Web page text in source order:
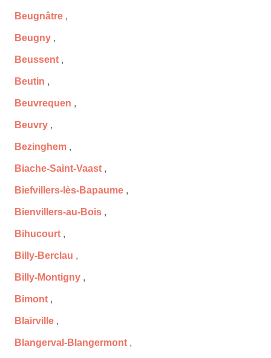
Beugnâtre ,
Beugny ,
Beussent ,
Beutin ,
Beuvrequen ,
Beuvry ,
Bezinghem ,
Biache-Saint-Vaast ,
Biefvillers-lès-Bapaume ,
Bienvillers-au-Bois ,
Bihucourt ,
Billy-Berclau ,
Billy-Montigny ,
Bimont ,
Blairville ,
Blangerval-Blangermont ,